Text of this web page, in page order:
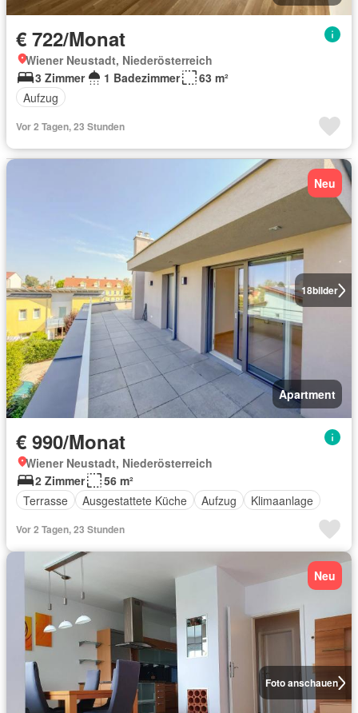
€ 722/Monat
Wiener Neustadt, Niederösterreich
3 Zimmer
1 Badezimmer
63 m²
Aufzug
Vor 2 Tagen, 23 Stunden
18bilder
Neu
Apartment
€ 990/Monat
Wiener Neustadt, Niederösterreich
2 Zimmer
56 m²
Terrasse
Ausgestattete Küche Aufzug Klimaanlage
Vor 2 Tagen, 23 Stunden
Foto anschauen
Neu